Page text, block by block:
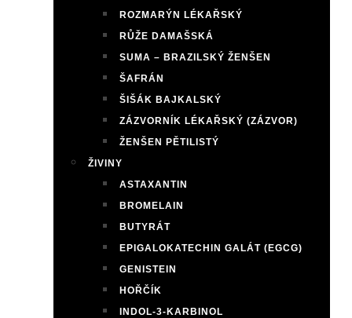
ROZMARÝN LÉKAŘSKÝ
RŮŽE DAMAŠSKÁ
SUMA – BRAZILSKÝ ŽENŠEN
ŠAFRÁN
ŠIŠÁK BAJKALSKÝ
ZÁZVORNÍK LÉKAŘSKÝ (ZÁZVOR)
ŽENŠEN PĚTILISTÝ
ŽIVINY
ASTAXANTIN
BROMELAIN
BUTYRÁT
EPIGALOKATECHIN GALÁT (EGCG)
GENISTEIN
HOŘČÍK
INDOL-3-KARBINOL